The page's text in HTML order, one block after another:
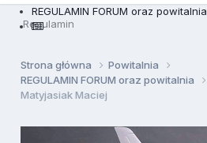
Regulamin
REGULAMIN FORUM oraz powitalnia
Strona główna
Powitalnia
REGULAMIN FORUM oraz powitalnia
Matyjasiak Maciej